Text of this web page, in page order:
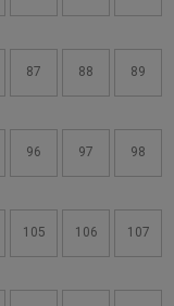
87 88 89
96 97 98
105 106 107